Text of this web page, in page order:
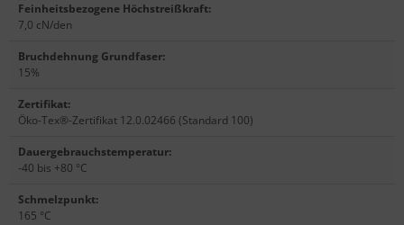
Feinheitsbezogene Höchstreißkraft:
7,0 cN/den
Bruchdehnung Grundfaser:
15%
Zertifikat:
Öko-Tex®-Zertifikat 12.0.02466 (Standard 100)
Dauergebrauchstemperatur:
-40 bis +80 °C
Schmelzpunkt:
165 °C